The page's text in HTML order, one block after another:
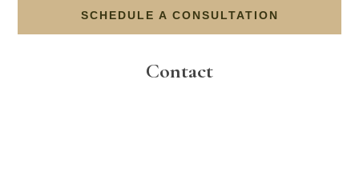
SCHEDULE A CONSULTATION
Contact